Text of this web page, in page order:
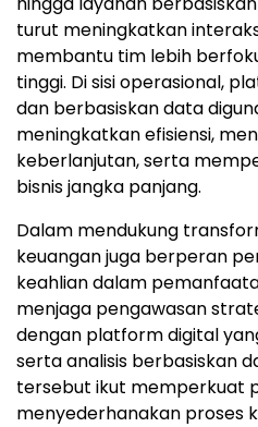
turut meningkatkan
membantu tim lebih
tinggi. Di sisi operasional,
dan berbasiskan data
meningkatkan efisiensi,
keberlanjutan, serta
bisnis jangka panjang.
Dalam mendukung
keuangan juga berperan
keahlian dalam
menjaga pengawasan
dengan platform digital
serta analisis berbasiskan
tersebut ikut memperkuat
menyederhanakan proses